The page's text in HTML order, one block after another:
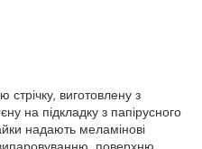
виготовлену з
на підкладку з папірусного
надають меламінові